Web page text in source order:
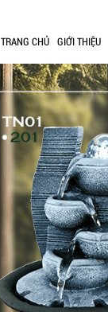
TRANG CHỦ GIỚI THIỆU